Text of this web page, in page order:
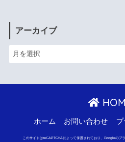
アーカイブ
ホーム お問い合わせ
このサイトはreCAPTCHAによって保護されており、Googleのプ